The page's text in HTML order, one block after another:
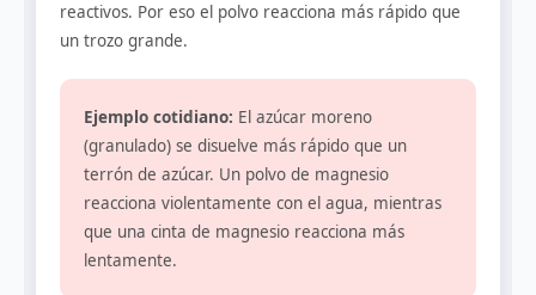
reactivos. Por eso el polvo reacciona más rápido que
un trozo grande.
Ejemplo cotidiano: El azúcar moreno
(granulado) se disuelve más rápido que un
terrón de azúcar. Un polvo de magnesio
reacciona violentamente con el agua, mientras
que una cinta de magnesio reacciona más
lentamente.